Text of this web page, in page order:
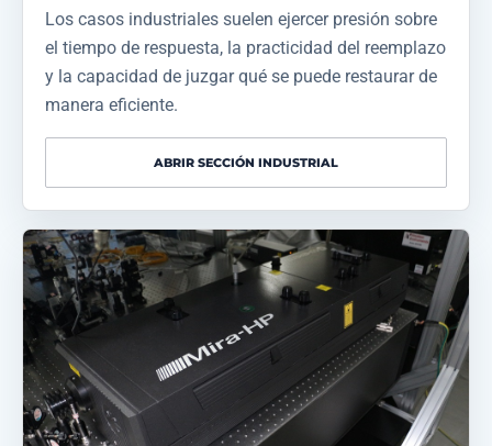
Los casos industriales suelen ejercer presión sobre
el tiempo de respuesta, la practicidad del reemplazo
y la capacidad de juzgar qué se puede restaurar de
manera eficiente.
ABRIR SECCIÓN INDUSTRIAL